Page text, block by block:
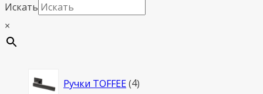
Искать
×
Ручки TOFFEE 44